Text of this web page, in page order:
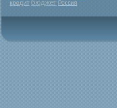
кредит бюджет Россия